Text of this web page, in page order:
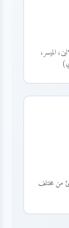
الميسر،
بصوت أكثر من 200 قارئ من مختلف